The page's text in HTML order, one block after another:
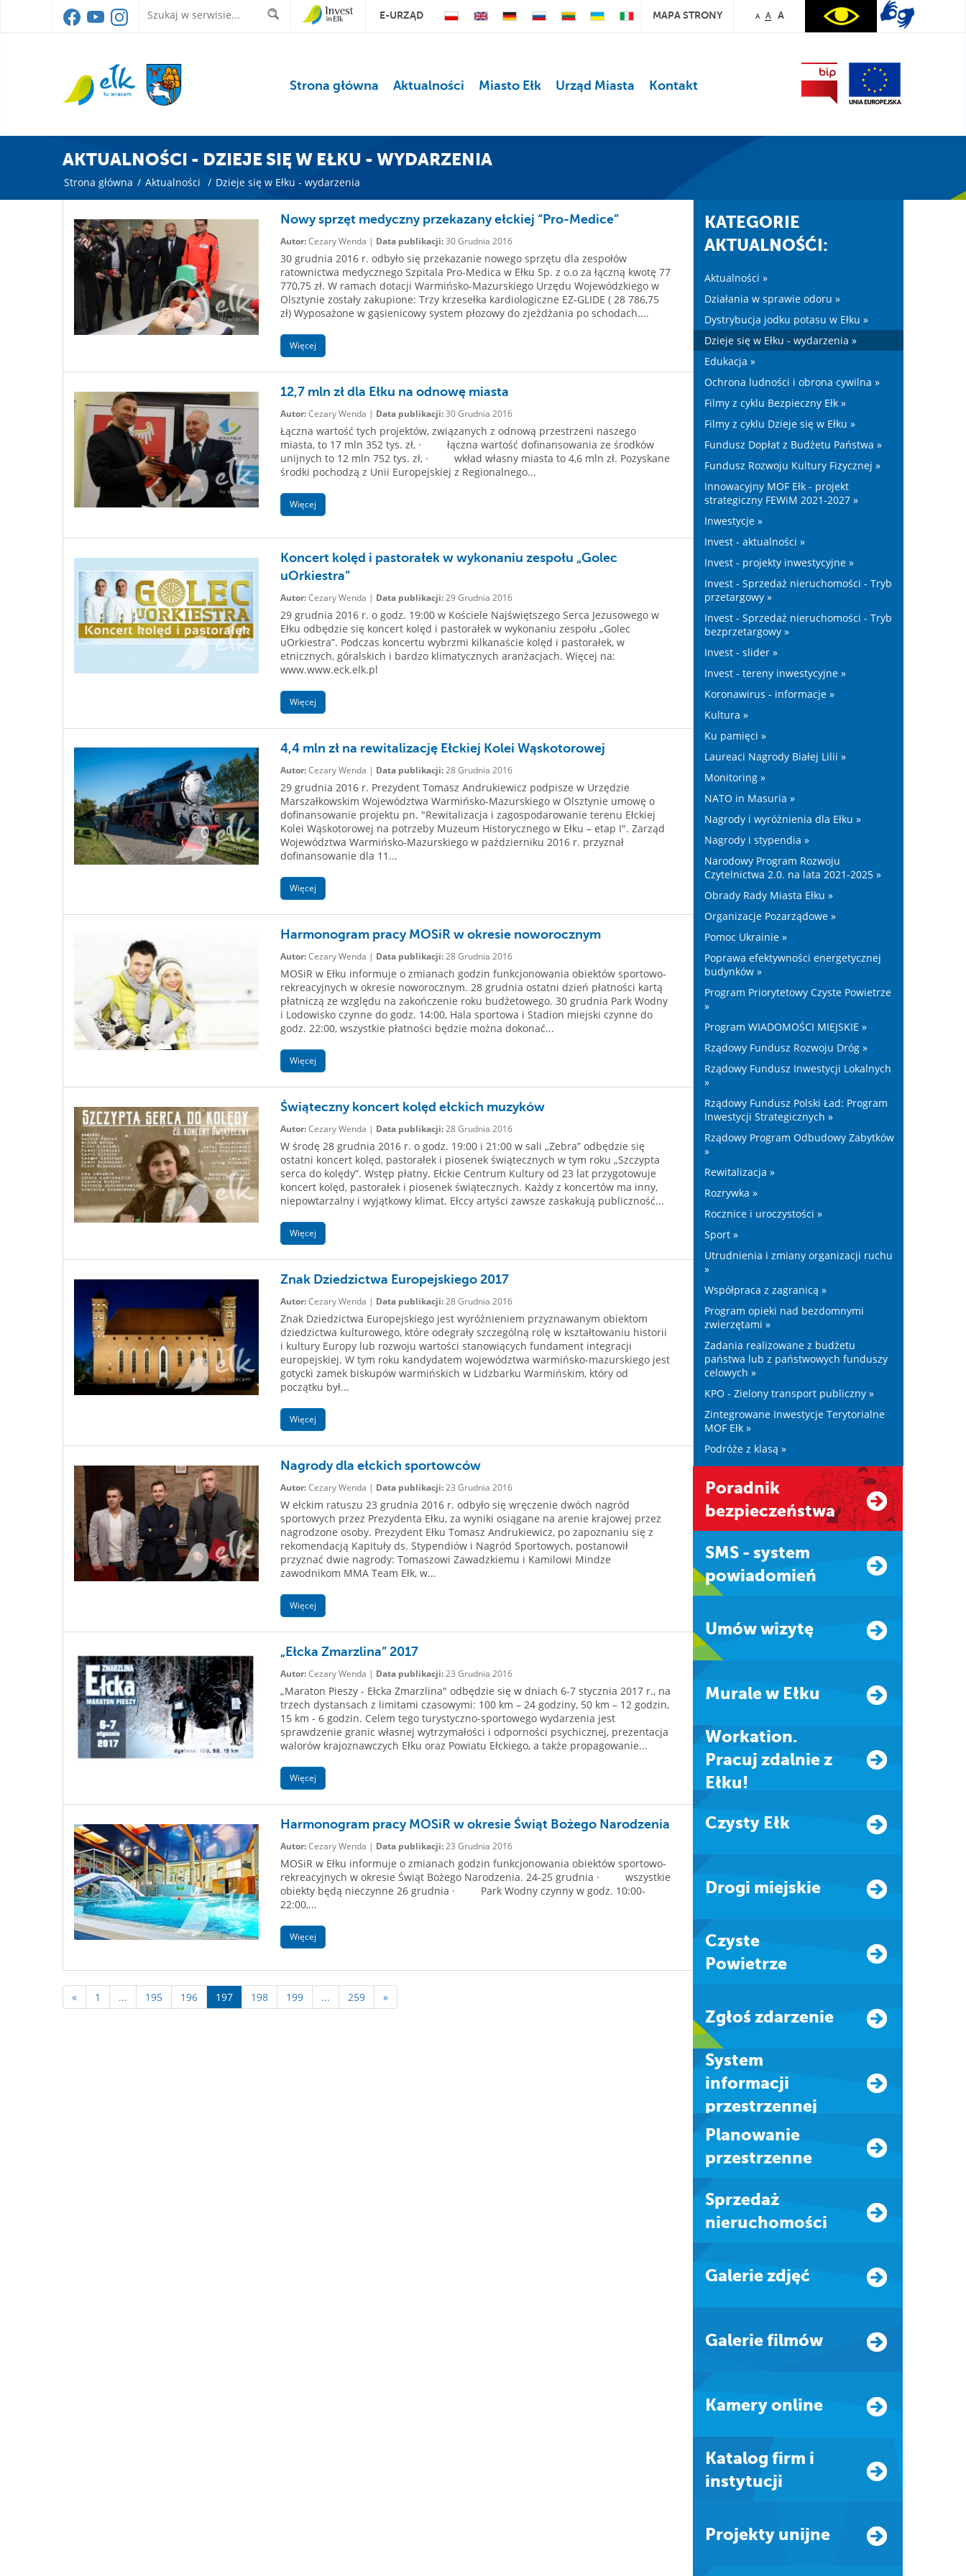
E-URZĄD MAPA STRONY A A A
Strona główna Aktualności Miasto Ełk Urząd Miasta Kontakt
AKTUALNOŚCI - DZIEJE SIĘ W EŁKU - WYDARZENIA
Strona główna / Aktualności / Dzieje się w Ełku - wydarzenia
Nowy sprzęt medyczny przekazany ełckiej “Pro-Medice”
Autor:Cezary Wenda | Data publikacji:30 Grudnia 2016
30 grudnia 2016 r. odbyło się przekazanie nowego sprzętu dla zespołów
ratownictwa medycznego Szpitala Pro-Medica w Ełku Sp. z o.o za łączną kwotę 77
770,75 zł. W ramach dotacji Warmińsko-Mazurskiego Urzędu Wojewódzkiego w
Olsztynie zostały zakupione: Trzy krzesełka kardiologiczne EZ-GLIDE ( 28 786,75
zł) Wyposażone w gąsienicowy system płozowy do zjeżdżania po schodach....
Więcej
12,7 mln zł dla Ełku na odnowę miasta
Autor:Cezary Wenda | Data publikacji:30 Grudnia 2016
Łączna wartość tych projektów, związanych z odnową przestrzeni naszego
miasta, to 17 mln 352 tys. zł, · łączna wartość dofinansowania ze środków
unijnych to 12 mln 752 tys. zł, · wkład własny miasta to 4,6 mln zł. Pozyskane
środki pochodzą z Unii Europejskiej z Regionalnego...
Więcej
Koncert kolęd i pastorałek w wykonaniu zespołu „Golec
uOrkiestra”
Autor:Cezary Wenda | Data publikacji:29 Grudnia 2016
29 grudnia 2016 r. o godz. 19:00 w Kościele Najświętszego Serca Jezusowego w
Ełku odbędzie się koncert kolęd i pastorałek w wykonaniu zespołu „Golec
uOrkiestra”. Podczas koncertu wybrzmi kilkanaście kolęd i pastorałek, w
etnicznych, góralskich i bardzo klimatycznych aranżacjach. Więcej na:
www.www.eck.elk.pl
Więcej
4,4 mln zł na rewitalizację Ełckiej Kolei Wąskotorowej
Autor:Cezary Wenda | Data publikacji:28 Grudnia 2016
29 grudnia 2016 r. Prezydent Tomasz Andrukiewicz podpisze w Urzędzie
Marszałkowskim Województwa Warmińsko-Mazurskiego w Olsztynie umowę o
dofinansowanie projektu pn. "Rewitalizacja i zagospodarowanie terenu Ełckiej
Kolei Wąskotorowej na potrzeby Muzeum Historycznego w Ełku – etap I". Zarząd
Województwa Warmińsko-Mazurskiego w październiku 2016 r. przyznał
dofinansowanie dla 11...
Więcej
Harmonogram pracy MOSiR w okresie noworocznym
Autor:Cezary Wenda | Data publikacji:28 Grudnia 2016
MOSiR w Ełku informuje o zmianach godzin funkcjonowania obiektów sportowo-
rekreacyjnych w okresie noworocznym. 28 grudnia ostatni dzień płatności kartą
płatniczą ze względu na zakończenie roku budżetowego. 30 grudnia Park Wodny
i Lodowisko czynne do godz. 14:00, Hala sportowa i Stadion miejski czynne do
godz. 22:00, wszystkie płatności będzie można dokonać...
Więcej
Świąteczny koncert kolęd ełckich muzyków
Autor:Cezary Wenda | Data publikacji:28 Grudnia 2016
W środę 28 grudnia 2016 r. o godz. 19:00 i 21:00 w sali „Zebra” odbędzie się
ostatni koncert kolęd, pastorałek i piosenek świątecznych w tym roku „Szczypta
serca do kolędy”. Wstęp płatny. Ełckie Centrum Kultury od 23 lat przygotowuje
koncert kolęd, pastorałek i piosenek świątecznych. Każdy z koncertów ma inny,
niepowtarzalny i wyjątkowy klimat. Ełccy artyści zawsze zaskakują publiczność...
Więcej
Znak Dziedzictwa Europejskiego 2017
Autor:Cezary Wenda | Data publikacji:28 Grudnia 2016
Znak Dziedzictwa Europejskiego jest wyróżnieniem przyznawanym obiektom
dziedzictwa kulturowego, które odegrały szczególną rolę w kształtowaniu historii
i kultury Europy lub rozwoju wartości stanowiących fundament integracji
europejskiej. W tym roku kandydatem województwa warmińsko-mazurskiego jest
gotycki zamek biskupów warmińskich w Lidzbarku Warmińskim, który od
początku był...
Więcej
Nagrody dla ełckich sportowców
Autor:Cezary Wenda | Data publikacji:23 Grudnia 2016
W ełckim ratuszu 23 grudnia 2016 r. odbyło się wręczenie dwóch nagród
sportowych przez Prezydenta Ełku, za wyniki osiągane na arenie krajowej przez
nagrodzone osoby. Prezydent Ełku Tomasz Andrukiewicz, po zapoznaniu się z
rekomendacją Kapituły ds. Stypendiów i Nagród Sportowych, postanowił
przyznać dwie nagrody: Tomaszowi Zawadzkiemu i Kamilowi Mindze
zawodnikom MMA Team Ełk, w...
Więcej
„Ełcka Zmarzlina” 2017
Autor:Cezary Wenda | Data publikacji:23 Grudnia 2016
„Maraton Pieszy - Ełcka Zmarzlina" odbędzie się w dniach 6-7 stycznia 2017 r., na
trzech dystansach z limitami czasowymi: 100 km – 24 godziny, 50 km – 12 godzin,
15 km - 6 godzin. Celem tego turystyczno-sportowego wydarzenia jest
sprawdzenie granic własnej wytrzymałości i odporności psychicznej, prezentacja
walorów krajoznawczych Ełku oraz Powiatu Ełckiego, a także propagowanie...
Więcej
Harmonogram pracy MOSiR w okresie Świąt Bożego Narodzenia
Autor:Cezary Wenda | Data publikacji:23 Grudnia 2016
MOSiR w Ełku informuje o zmianach godzin funkcjonowania obiektów sportowo-
rekreacyjnych w okresie Świąt Bożego Narodzenia. 24-25 grudnia · wszystkie
obiekty będą nieczynne 26 grudnia · Park Wodny czynny w godz. 10:00-
22:00,...
Więcej
« 1 ... 195 196 197 198 199 ... 259 »
KATEGORIE
AKTUALNOŚĆI:
Aktualności »
Działania w sprawie odoru »
Dystrybucja jodku potasu w Ełku »
Dzieje się w Ełku - wydarzenia »
Edukacja »
Ochrona ludności i obrona cywilna »
Filmy z cyklu Bezpieczny Ełk »
Filmy z cyklu Dzieje się w Ełku »
Fundusz Dopłat z Budżetu Państwa »
Fundusz Rozwoju Kultury Fizycznej »
Innowacyjny MOF Ełk - projekt
strategiczny FEWiM 2021-2027 »
Inwestycje »
Invest - aktualności »
Invest - projekty inwestycyjne »
Invest - Sprzedaż nieruchomości - Tryb
przetargowy »
Invest - Sprzedaż nieruchomości - Tryb
bezprzetargowy »
Invest - slider »
Invest - tereny inwestycyjne »
Koronawirus - informacje »
Kultura »
Ku pamięci »
Laureaci Nagrody Białej Lilii »
Monitoring »
NATO in Masuria »
Nagrody i wyróżnienia dla Ełku »
Nagrody i stypendia »
Narodowy Program Rozwoju
Czytelnictwa 2.0. na lata 2021-2025 »
Obrady Rady Miasta Ełku »
Organizacje Pozarządowe »
Pomoc Ukrainie »
Poprawa efektywności energetycznej
budynków »
Program Priorytetowy Czyste Powietrze
»
Program WIADOMOŚCI MIEJSKIE »
Rządowy Fundusz Rozwoju Dróg »
Rządowy Fundusz Inwestycji Lokalnych
»
Rządowy Fundusz Polski Ład: Program
Inwestycji Strategicznych »
Rządowy Program Odbudowy Zabytków
»
Rewitalizacja »
Rozrywka »
Rocznice i uroczystości »
Sport »
Utrudnienia i zmiany organizacji ruchu
»
Współpraca z zagranicą »
Program opieki nad bezdomnymi
zwierzętami »
Zadania realizowane z budżetu
państwa lub z państwowych funduszy
celowych »
KPO - Zielony transport publiczny »
Zintegrowane Inwestycje Terytorialne
MOF Ełk »
Podróże z klasą »
Poradnik
bezpieczeństwa
SMS - system
powiadomień
Umów wizytę
Murale w Ełku
Workation.
Pracuj zdalnie z
Ełku!
Czysty Ełk
Drogi miejskie
Czyste
Powietrze
Zgłoś zdarzenie
system
informacji
przestrzennej
Planowanie
przestrzenne
Sprzedaż
nieruchomości
Galerie zdjęć
Galerie filmów
Kamery online
Katalog firm i
instytucji
Projekty unijne